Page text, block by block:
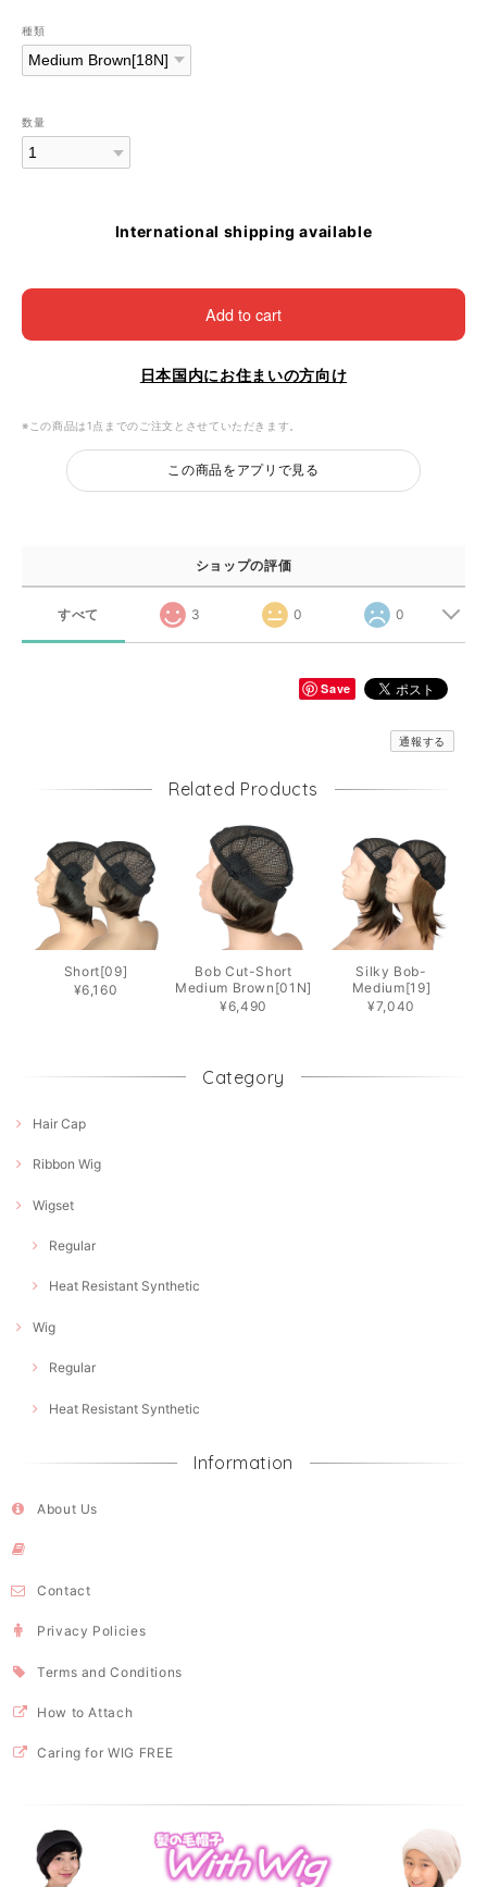
種類
数量
International shipping available
Add to cart
日本国内にお住まいの方向け
※この商品は1点までのご注文とさせていただきます。
この商品をアプリで見る
ショップの評価
すべて 3 0 0
Save
通報する
Related Products
Short[09]
¥6,160
Bob Cut-Short
Medium Brown[01N]
¥6,490
Silky Bob-
Medium[19]
¥7,040
Category
Hair Cap
Ribbon Wig
Wigset
Regular
Heat Resistant Synthetic
Wig
Regular
Heat Resistant Synthetic
Information
About Us
Contact
Privacy Policies
Terms and Conditions
How to Attach
Caring for WIG FREE